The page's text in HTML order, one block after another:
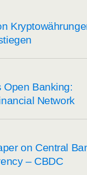
Open Ban­king:
Network
on Cen­tral
– CBDC